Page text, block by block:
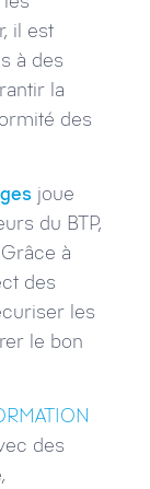
il est
à des
la
des
joue
du BTP,
à
des
les
le bon
des